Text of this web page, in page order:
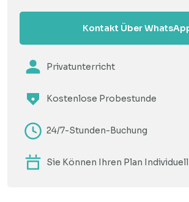
Kontakt Über
Privatunterricht
Kostenlose Probestunde
24/7-Stunden-Buchung
Sie Können Ihren Plan